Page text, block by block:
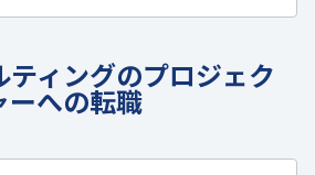
ィングのプロジェク
への転職